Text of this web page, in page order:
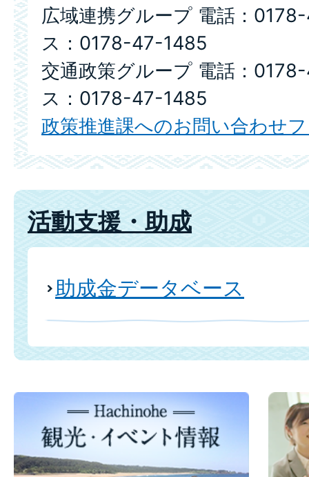
広域連携グループ 電話：
ス：0178-47-1485
交通政策グループ 電話：
ス：0178-47-1485
政策推進課へのお問い合わせ
活動支援・助成
助成金データベース